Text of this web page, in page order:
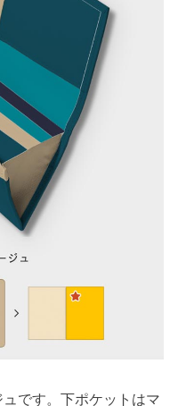
です。下ポケットはマ